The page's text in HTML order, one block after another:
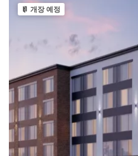
개장 예정